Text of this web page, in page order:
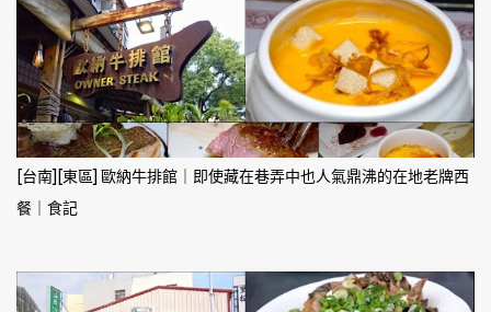
[台南][東區] 歐納牛排館｜即使藏在巷弄中也人氣鼎沸的在地老牌西
餐｜食記